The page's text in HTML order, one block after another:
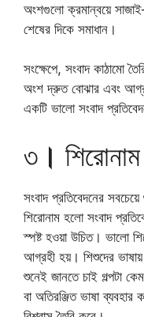
অংশগুলো ক্রমান্বয়ে
শেষের দিকে সমাধান।
সংক্ষেপে, সংবাদ কাঠামো
অংশ দ্রুত বোঝার এবং
একটি ভালো সংবাদ
৩ ।
সংবাদ প্রতিবেদনের
শিরোনাম হলো সংবাদ
স্পষ্ট হওয়া উচিত। ভালো
আগ্রহী হয়। শিশুদের
শুনেই জানতে চাই গল্পটা
বা অতিরঞ্জিত ভাষা ব্যবহার